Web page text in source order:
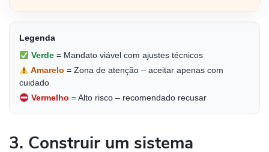
Legenda
Verde= Mandato viável com ajustes técnicos
Amarelo = Zona de atenção – aceitar apenas com
cuidado
Vermelho = Alto risco – recomendado recusar
3. Construir um sistema